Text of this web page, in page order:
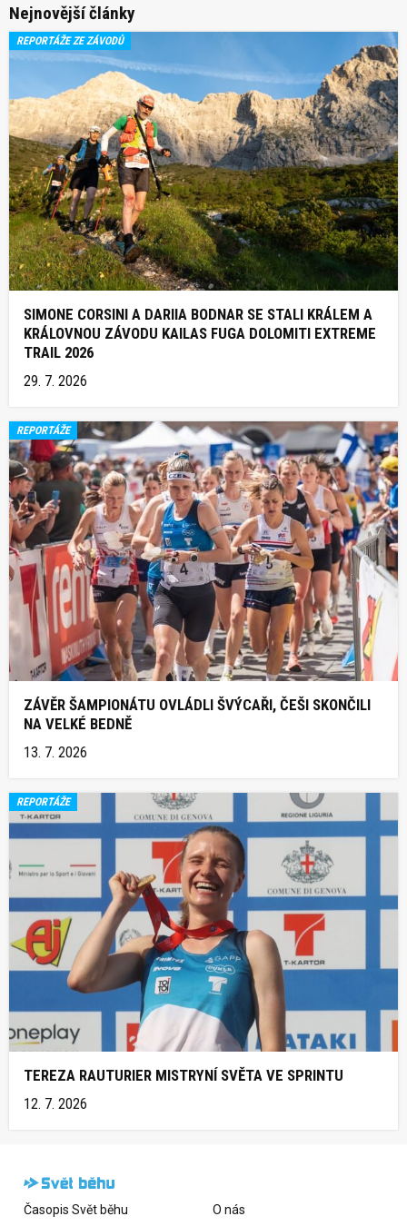
Nejnovější články
REPORTÁŽE ZE ZÁVODŮ
SIMONE CORSINI A DARIIA BODNAR SE STALI KRÁLEM A
KRÁLOVNOU ZÁVODU KAILAS FUGA DOLOMITI EXTREME
TRAIL 2026
29. 7. 2026
REPORTÁŽE
ZÁVĚR ŠAMPIONÁTU OVLÁDLI ŠVÝCAŘI, ČEŠI SKONČILI
NA VELKÉ BEDNĚ
13. 7. 2026
REPORTÁŽE
TEREZA RAUTURIER MISTRYNÍ SVĚTA VE SPRINTU
12. 7. 2026
Časopis Svět běhu O nás